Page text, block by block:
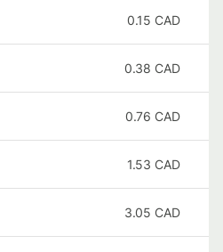
0.15 CAD
0.38 CAD
0.76 CAD
1.53 CAD
3.05 CAD